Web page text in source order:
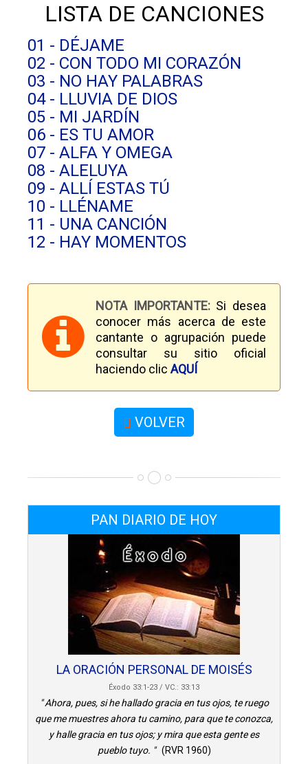
LISTA DE CANCIONES
01 - DÉJAME
02 - CON TODO MI CORAZÓN
03 - NO HAY PALABRAS
04 - LLUVIA DE DIOS
05 - MI JARDÍN
06 - ES TU AMOR
07 - ALFA Y OMEGA
08 - ALELUYA
09 - ALLÍ ESTAS TÚ
10 - LLÉNAME
11 - UNA CANCIÓN
12 - HAY MOMENTOS
NOTA IMPORTANTE: Si desea
conocer más acerca de este
cantante o agrupación puede
consultar su sitio oficial
haciendo clic AQUÍ
VOLVER
PAN DIARIO DE HOY
LA ORACIÓN PERSONAL DE MOISÉS
Éxodo 33:1-23 / VC.: 33:13
" Ahora, pues, si he hallado gracia en tus ojos, te ruego
que me muestres ahora tu camino, para que te conozca,
y halle gracia en tus ojos; y mira que esta gente es
pueblo tuyo. "(RVR 1960)